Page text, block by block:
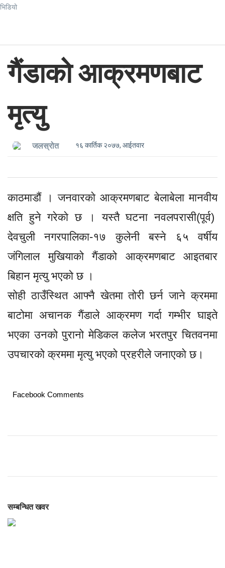
भिडियो
गैंडाको आक्रमणबाट
मृत्यु
जलस्रोत १६ कार्तिक २०७७, आईतवार
काठमाडाैं । जनवारकाे आक्रमणबाट बेलाबेला मानवीय
क्षति हुने गरेकाे छ । यस्तै घटना नवलपरासी(पूर्व)
देवचुली नगरपालिका-१७ कुलेनी बस्ने ६५ वर्षीय
जंगिलाल मुखियाको गैंडाको आक्रमणबाट आइतबार
बिहान मृत्यु भएको छ ।
सोही ठाउँस्थित आफ्नै खेतमा तोरी छर्न जाने क्रममा
बाटोमा अचानक गैंडाले आक्रमण गर्दा गम्भीर घाइते
भएका उनको पुरानो मेडिकल कलेज भरतपुर चितवनमा
उपचारको क्रममा मृत्यु भएको प्रहरीले जनाएकाे छ।
Facebook Comments
सम्बन्धित खवर